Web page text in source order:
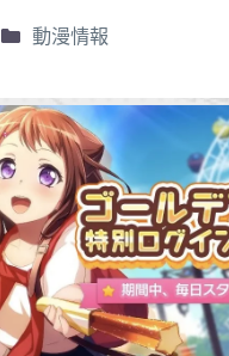
動漫情報